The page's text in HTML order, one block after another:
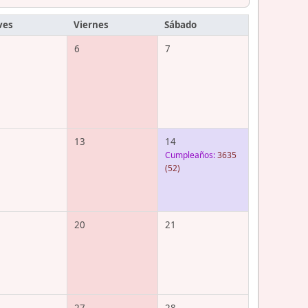
Viernes
Sábado
6
7
13 14
Cumpleaños:3635
(52)
20 21